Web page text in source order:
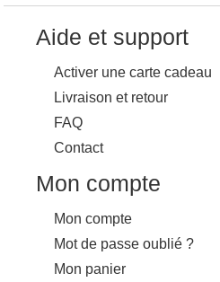
Aide et support
Activer une carte cadeau
Livraison et retour
FAQ
Contact
Mon compte
Mon compte
Mot de passe oublié ?
Mon panier